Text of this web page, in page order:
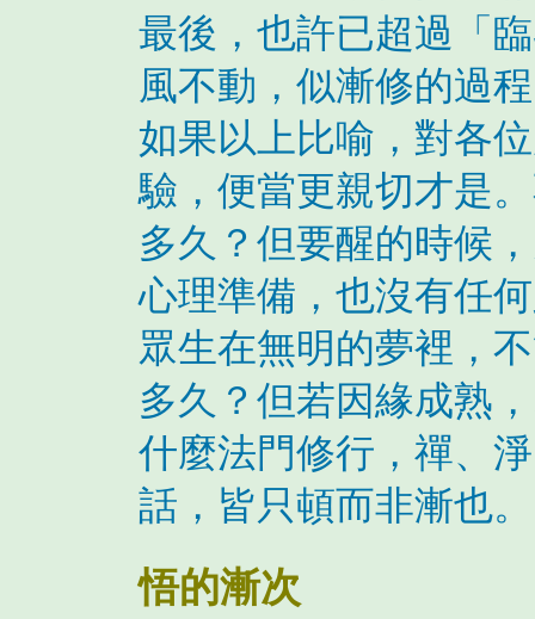
最後，也許已超過「
風不動，似漸修的過
如果以上比喻，對各
驗，便當更親切才是
多久？但要醒的時候
心理準備，也沒有任
眾生在無明的夢裡，
多久？但若因緣成熟
什麼法門修行，禪、
話，皆只頓而非漸也。
悟的漸次